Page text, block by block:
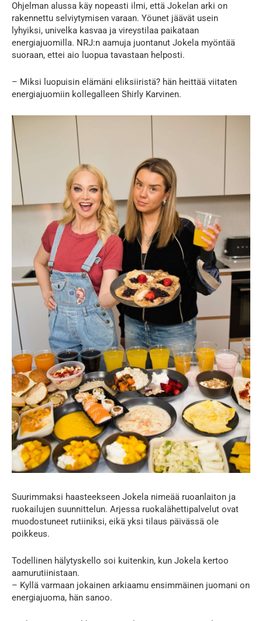
Ohjelman alussa käy nopeasti ilmi, että Jokelan arki on
rakennettu selviytymisen varaan. Yöunet jäävät usein
lyhyiksi, univelka kasvaa ja vireystilaa paikataan
energiajuomilla. NRJ:n aamuja juontanut Jokela myöntää
suoraan, ettei aio luopua tavastaan helposti.
– Miksi luopuisin elämäni eliksiiristä? hän heittää viitaten
energiajuomiin kollegalleen Shirly Karvinen.
Suurimmaksi haasteekseen Jokela nimeää ruoanlaiton ja
ruokailujen suunnittelun. Arjessa ruokalähettipalvelut ovat
muodostuneet rutiiniksi, eikä yksi tilaus päivässä ole
poikkeus.
Todellinen hälytyskello soi kuitenkin, kun Jokela kertoo
aamurutiinistaan.
– Kyllä varmaan jokainen arkiaamu ensimmäinen juomani on
energiajuoma, hän sanoo.